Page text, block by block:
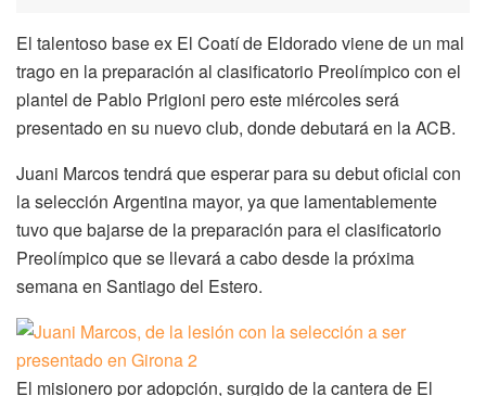
El talentoso base ex El Coatí de Eldorado viene de un mal
trago en la preparación al clasificatorio Preolímpico con el
plantel de Pablo Prigioni pero este miércoles será
presentado en su nuevo club, donde debutará en la ACB.
Juani Marcos tendrá que esperar para su debut oficial con
la selección Argentina mayor, ya que lamentablemente
tuvo que bajarse de la preparación para el clasificatorio
Preolímpico que se llevará a cabo desde la próxima
semana en Santiago del Estero.
El misionero por adopción, surgido de la cantera de El